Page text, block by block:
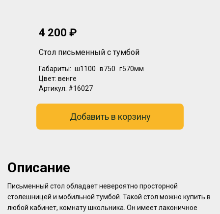
4 200 ₽
Стол письменный с тумбой
Габариты: ш1100 в750 г570мм
Цвет: венге
Артикул: #16027
Добавить в корзину
Описание
Письменный стол обладает невероятно просторной
столешницей и мобильной тумбой. Такой стол можно купить в
любой кабинет, комнату школьника. Он имеет лаконичное